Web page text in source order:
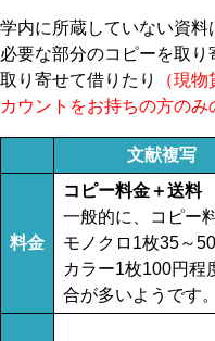
学内に所蔵していない資料
必要な部分のコピーを取り
取り寄せて借りたり
（現物
カウントをお持ちの方のみ
文献複写
料金
コピー料金＋送料
一般的に、コピー
モノクロ1枚35～50
カラー1枚100円程
合が多いようです。